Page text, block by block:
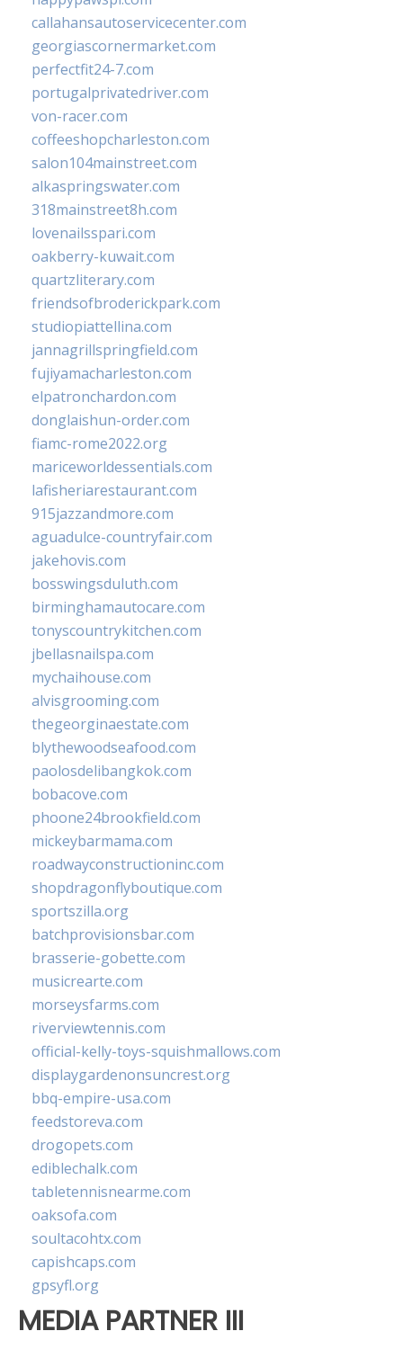
callahansautoservicecenter.com
georgiascornermarket.com
perfectfit24-7.com
portugalprivatedriver.com
von-racer.com
coffeeshopcharleston.com
salon104mainstreet.com
alkaspringswater.com
318mainstreet8h.com
lovenailsspari.com
oakberry-kuwait.com
quartzliterary.com
friendsofbroderickpark.com
studiopiattellina.com
jannagrillspringfield.com
fujiyamacharleston.com
elpatronchardon.com
donglaishun-order.com
fiamc-rome2022.org
mariceworldessentials.com
lafisheriarestaurant.com
915jazzandmore.com
aguadulce-countryfair.com
jakehovis.com
bosswingsduluth.com
birminghamautocare.com
tonyscountrykitchen.com
jbellasnailspa.com
mychaihouse.com
alvisgrooming.com
thegeorginaestate.com
blythewoodseafood.com
paolosdelibangkok.com
bobacove.com
phoone24brookfield.com
mickeybarmama.com
roadwayconstructioninc.com
shopdragonflyboutique.com
sportszilla.org
batchprovisionsbar.com
brasserie-gobette.com
musicrearte.com
morseysfarms.com
riverviewtennis.com
official-kelly-toys-squishmallows.com
displaygardenonsuncrest.org
bbq-empire-usa.com
feedstoreva.com
drogopets.com
ediblechalk.com
tabletennisnearme.com
oaksofa.com
soultacohtx.com
capishcaps.com
gpsyfl.org
MEDIA PARTNER III